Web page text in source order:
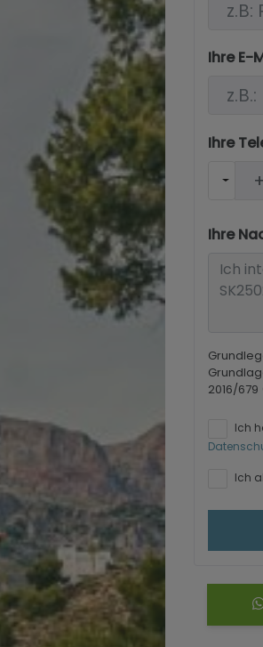
Ihre E-
Ihre
Ihre
2016/679
Ich
Ich